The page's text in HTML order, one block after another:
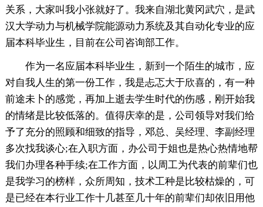
关系，大家叫我小张就好了。我来自湖北黄冈武穴，是武
汉大学动力与机械学院能源动力系统及其自动化专业的应
届本科毕业生，目前在公司咨询部工作。
作为一名应届本科毕业生，新到一个陌生的城市，应
对自我人生的第一份工作，我是忐忑大于欣喜的，有一种
前途未卜的感觉，再加上逝去学生时代的伤感，刚开始我
的情绪是比较低落的。值得庆幸的是，公司领导对我们给
予了充分的照顾和细致的指导，邓总、吴经理、李副经理
多次找我谈心;在入职方面，办公司于姐也是热心热情地帮
我们办理各种手续;在工作方面，以周工为代表的前辈们也
是我学习的榜样，众所周知，技术工种是比较枯燥的，可
是已经在本行业工作十几甚至几十年的前辈们却依旧用他